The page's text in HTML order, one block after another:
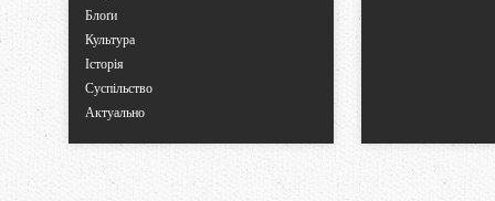
Блоґи
Культура
Історія
Суспільство
Актуально